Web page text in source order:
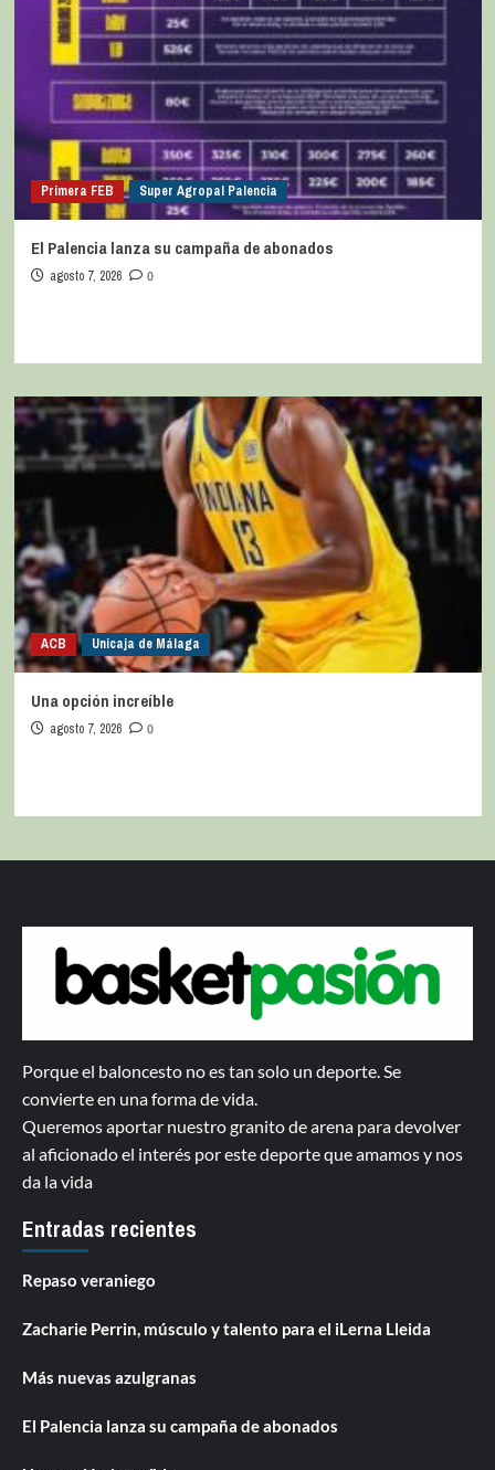
Primera FEB Super Agropal Palencia
El Palencia lanza su campaña de abonados
agosto 7, 2026 0
ACB Unicaja de Málaga
Una opción increíble
agosto 7, 2026 0
Porque el baloncesto no es tan solo un deporte. Se
convierte en una forma de vida.
Queremos aportar nuestro granito de arena para devolver
al aficionado el interés por este deporte que amamos y nos
da la vida
Entradas recientes
Repaso veraniego
Zacharie Perrin, músculo y talento para el iLerna Lleida
Más nuevas azulgranas
El Palencia lanza su campaña de abonados